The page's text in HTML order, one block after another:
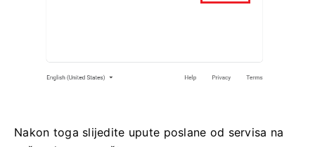
Nakon toga slijedite upute poslane od servisa na